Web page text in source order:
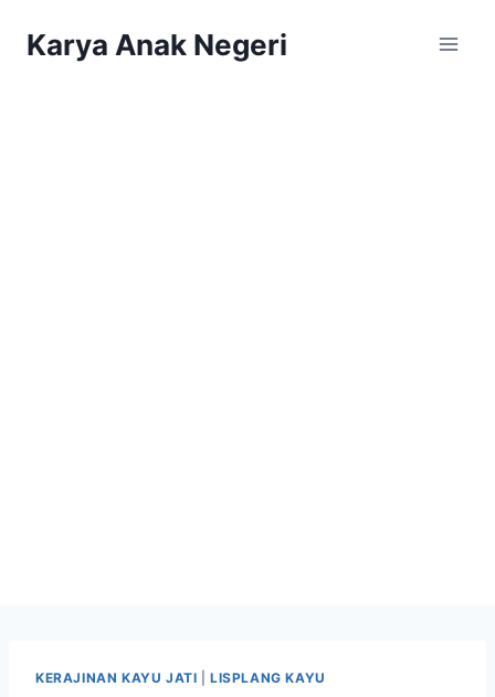
Karya Anak Negeri
KERAJINAN KAYU JATI |LISPLANG KAYU